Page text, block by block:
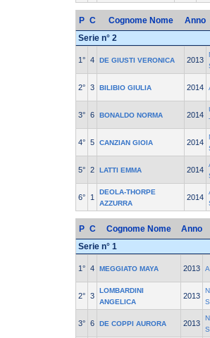
P C Cognome Nome
Anno
Serie n° 2
1° 4 DE GIUSTI VERONICA 2013
2° 3 BILIBIO GIULIA 2014
3° 6 BONALDO NORMA 2014
4° 5 CANZIAN GIOIA 2014
5° 2 LATTI EMMA 2014
6° 1
DEOLA-THORPE
AZZURRA
2014
P C Cognome Nome
Anno
Serie n° 1
1° 4 MEGGIATO MAYA 2013
2° 3
LOMBARDINI
ANGELICA
2013
3° 6 DE COPPI AURORA 2013